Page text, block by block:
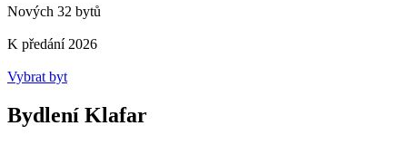
Nových 32 bytů
K předání 2026
Vybrat byt
Bydlení Klafar